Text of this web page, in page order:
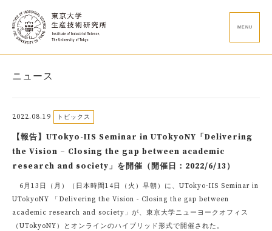
MENU
ニュース
2022.08.19 トピックス
【報告】UTokyo-IIS Seminar in UTokyoNY「Delivering
the Vision – Closing the gap between academic
research and society」を開催（開催日：2022/6/13）
6月13日（月）（日本時間14日（火）早朝）に、UTokyo-IIS Seminar in
UTokyoNY 「Delivering the Vision - Closing the gap between
academic research and society」が、東京大学ニューヨークオフィス
（UTokyoNY）とオンラインのハイブリッド形式で開催された。